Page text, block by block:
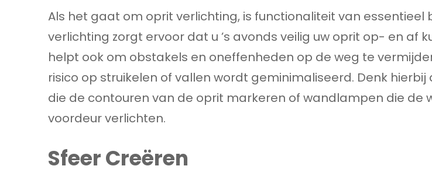
Als het gaat om oprit verlichting, is functionaliteit van essentieel
verlichting zorgt ervoor dat u ’s avonds veilig uw oprit op- en af
helpt ook om obstakels en oneffenheden op de weg te
risico op struikelen of vallen wordt geminimaliseerd. Denk
die de contouren van de oprit markeren of wandlampen die de
voordeur verlichten.
Sfeer Creëren